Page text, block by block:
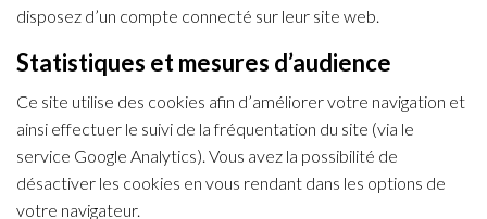
disposez d’un compte connecté sur leur site web.
Statistiques et mesures d’audience
Ce site utilise des cookies afin d’améliorer votre navigation et
ainsi effectuer le suivi de la fréquentation du site (via le
service Google Analytics). Vous avez la possibilité de
désactiver les cookies en vous rendant dans les options de
votre navigateur.